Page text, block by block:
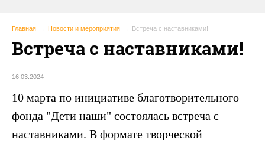
Главная Новости и мероприятия Встреча с наставниками!
Встреча с наставниками!
16.03.2024
10 марта по инициативе благотворительного
фонда "Дети наши" состоялась встреча с
наставниками. В формате творческой